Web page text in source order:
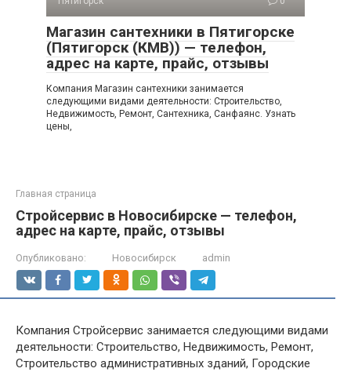
Магазин сантехники в Пятигорске
(Пятигорск (КМВ)) — телефон,
адрес на карте, прайс, отзывы
Компания Магазин сантехники занимается
следующими видами деятельности: Строительство,
Недвижимость, Ремонт, Сантехника, Санфаянс. Узнать
цены,
Главная страница
Стройсервис в Новосибирске — телефон,
адрес на карте, прайс, отзывы
Опубликовано: Новосибирск admin
Компания Стройсервис занимается следующими видами
деятельности: Строительство, Недвижимость, Ремонт,
Строительство административных зданий, Городские